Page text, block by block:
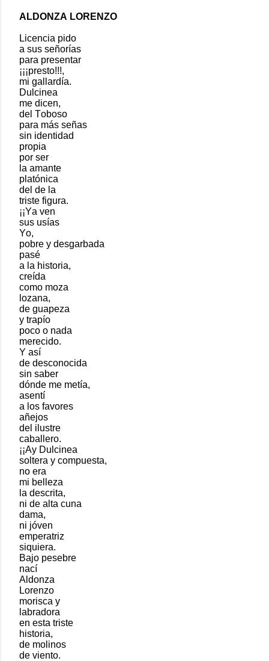
ALDONZA LORENZO
Licencia pido
a sus señorías
para presentar
¡¡¡presto!!!,
mi gallardía.
Dulcinea
me dicen,
del Toboso
para más señas
sin identidad
propia
por ser
la amante
platónica
del de la
triste figura.
¡¡Ya ven
sus usías
Yo,
pobre y desgarbada
pasé
a la historia,
creída
como moza
lozana,
de guapeza
y trapío
poco o nada
merecido.
Y así
de desconocida
sin saber
dónde me metía,
asentí
a los favores
añejos
del ilustre
caballero.
¡¡Ay Dulcinea
soltera y compuesta,
no era
mi belleza
la descrita,
ni de alta cuna
dama,
ni jóven
emperatriz
siquiera.
Bajo pesebre
nací
Aldonza
Lorenzo
morisca y
labradora
en esta triste
historia,
de molinos
de viento.